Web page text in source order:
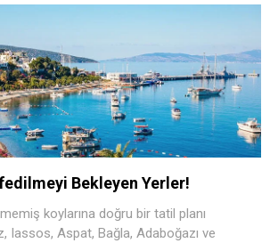
Bekleyen Yerler!
koylarına doğru bir tatil planı
Iassos, Aspat, Bağla, Adaboğazı ve